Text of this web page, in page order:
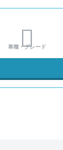
車種・グレード